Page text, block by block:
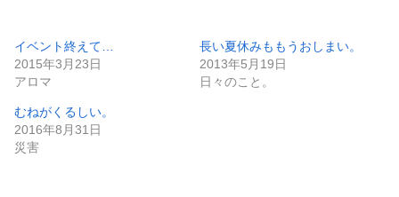
イベント終えて…
2015年3月23日
アロマ
長い夏休みももうおしまい。
2013年5月19日
日々のこと。
むねがくるしい。
2016年8月31日
災害